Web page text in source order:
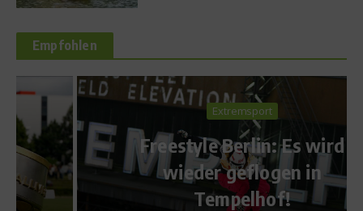
Empfohlen
Extremsport
Freestyle Berlin: Es wird
wieder geflogen in
Tempelhof!